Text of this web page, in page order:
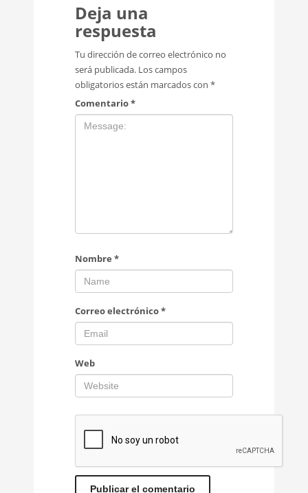
Deja una
respuesta
Tu dirección de correo electrónico no
será publicada. Los campos
obligatorios están marcados con *
Comentario*
Nombre *
Correo electrónico*
Web